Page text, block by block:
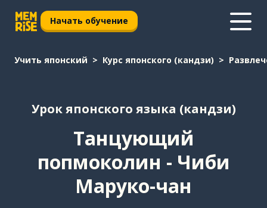
Начать обучение
Учить японский Курс японского (кандзи)
Урок японского языка (кандзи)
Танцующий
попмоколин - Чиби
Маруко-чан